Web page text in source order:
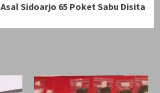
Asal Sidoarjo 65 Poket Sabu Disita